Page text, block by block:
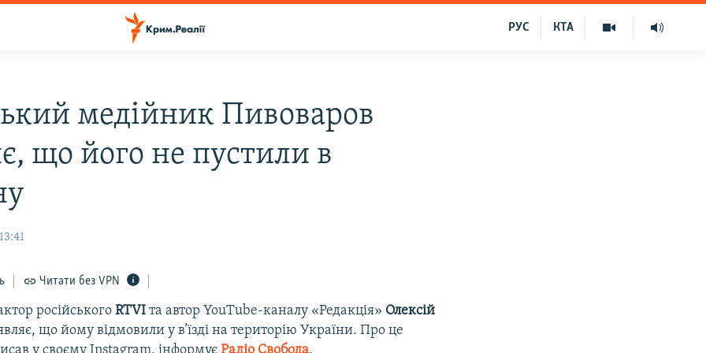
КТА
РУС
медійник Пивоваров
що його не пустили в
Читати без VPN
російськогоRTVI та автор YouTube-каналу «Редакція» Олексій
що йому відмовили у в’їзді на територію України. Про це